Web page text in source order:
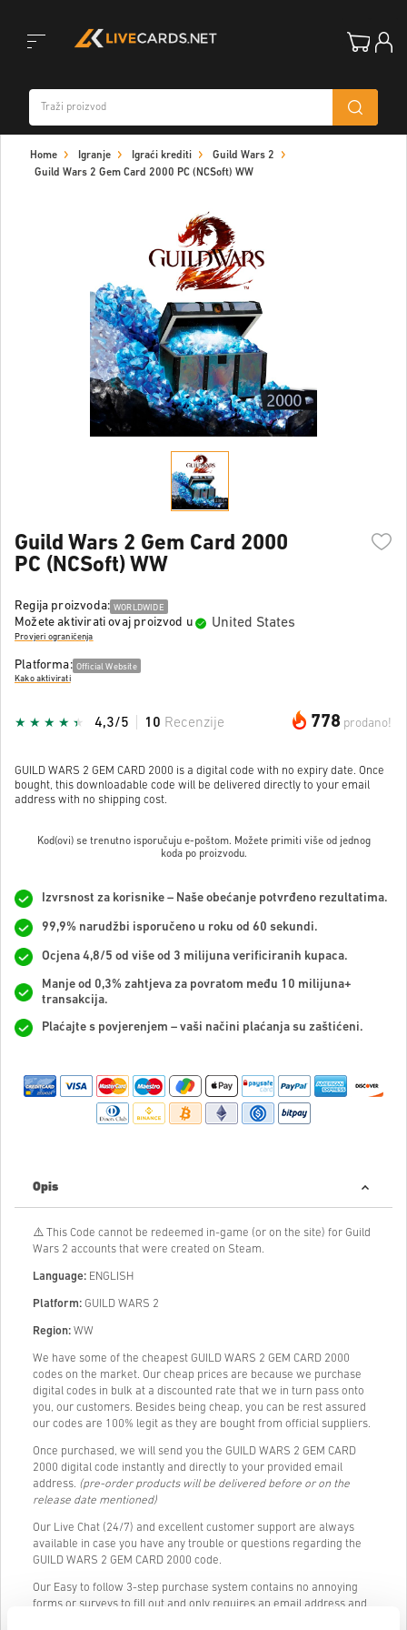
navigation
Home Igranje Igraći krediti
Guild Wars 2
Guild Wars 2 Gem Card 2000 PC (NCSoft) WW
Guild Wars 2 Gem Card 2000
PC (NCSoft) WW
Regija proizvoda: WORLDWIDE
Možete aktivirati ovaj proizvod u United States
Provjeri ograničenja
Platforma: Official Website
Kako aktivirati
778 prodano!
4,3/5 10 Recenzije
GUILD WARS 2 GEM CARD 2000 is a digital code with no expiry date. Once
bought, this downloadable code will be delivered directly to your email
address with no shipping cost.
Kod(ovi) se trenutno isporučuju e-poštom. Možete primiti više od jednog
koda po proizvodu.
Izvrsnost za korisnike – Naše obećanje potvrđeno rezultatima.
99,9% narudžbi isporučeno u roku od 60 sekundi.
Ocjena 4,8/5 od više od 3 milijuna verificiranih kupaca.
Manje od 0,3% zahtjeva za povratom među 10 milijuna+
transakcija.
Plaćajte s povjerenjem – vaši načini plaćanja su zaštićeni.
Opis
⚠️ This Code cannot be redeemed in-game (or on the site) for Guild
Wars 2 accounts that were created on Steam.
Language: ENGLISH
Platform: GUILD WARS 2
Region: WW
We have some of the cheapest GUILD WARS 2 GEM CARD 2000
codes on the market. Our cheap prices are because we purchase
digital codes in bulk at a discounted rate that we in turn pass onto
you, our customers. Besides being cheap, you can be rest assured
our codes are 100% legit as they are bought from official suppliers.
Once purchased, we will send you the GUILD WARS 2 GEM CARD
2000 digital code instantly and directly to your provided email
address. (pre-order products will be delivered before or on the
release date mentioned)
Our Live Chat (24/7) and excellent customer support are always
available in case you have any trouble or questions regarding the
GUILD WARS 2 GEM CARD 2000 code.
Our Easy to follow 3-step purchase system contains no annoying
forms or surveys to fill out and only requires an email address and